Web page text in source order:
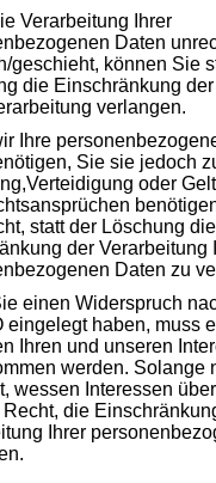
Verarbeitung Ihrer
Daten
geschieht, können Sie
die Einschränkung der
verlangen.
Ihre
Sie sie jedoch
oder
statt der Löschung die
der Verarbeitung
Daten zu
einen Widerspruch
eingelegt haben, muss
Ihren und unseren
werden. Solange
wessen Interessen
die
Ihrer